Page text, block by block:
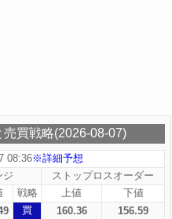
買戦略(2026-08-07)
08:36※詳細予想
ジ
ストップロスオーダー
戦略 上値
下値
買 160.36 156.59